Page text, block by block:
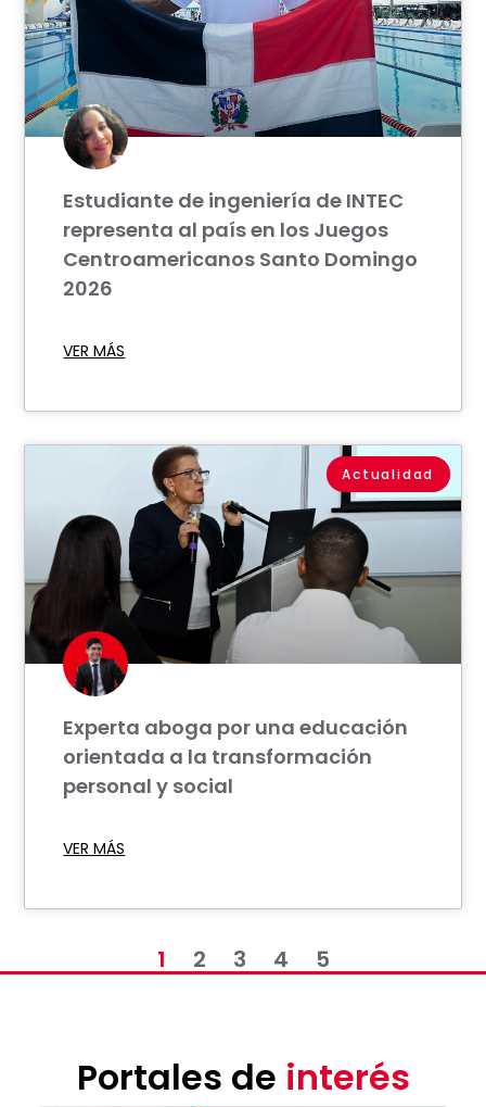
Estudiante de ingeniería de INTEC
representa al país en los Juegos
Centroamericanos Santo Domingo
2026
VER MÁS
Actualidad
Experta aboga por una educación
orientada a la transformación
personal y social
VER MÁS
1 2 3 4 5
Portales de interés